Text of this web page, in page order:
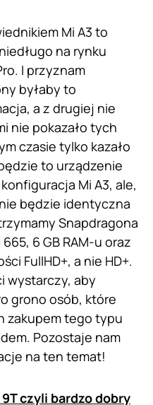
Mi A3 to
na rynku
I przyznam
byłaby to
a z drugiej nie
nie pokazało tych
czasie tylko kazało
to urządzenie
Mi A3, ale,
będzie identyczna
Snapdragona
6 GB RAM-u oraz
FullHD+, a nie HD+.
wystarczy, aby
grono osób, które
zakupem tego typu
Pozostaje nam
na ten temat!
czyli bardzo dobry